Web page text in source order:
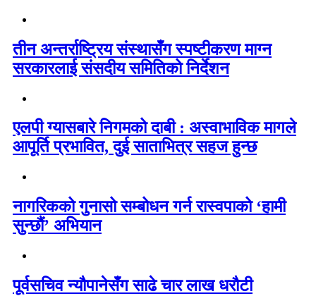
तीन अन्तर्राष्ट्रिय संस्थासँग स्पष्टीकरण माग्न
सरकारलाई संसदीय समितिको निर्देशन
एलपी ग्यासबारे निगमको दाबी : अस्वाभाविक मागले
आपूर्ति प्रभावित, दुई साताभित्र सहज हुन्छ
नागरिकको गुनासो सम्बोधन गर्न रास्वपाको ‘हामी
सुन्छौं’ अभियान
पूर्वसचिव न्यौपानेसँग साढे चार लाख धरौटी